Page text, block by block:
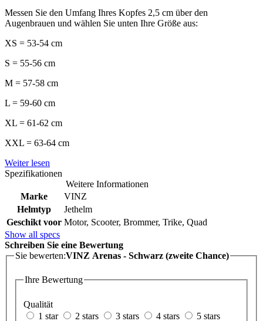
Messen Sie den Umfang Ihres Kopfes 2,5 cm über den
Augenbrauen und wählen Sie unten Ihre Größe aus:
XS = 53-54 cm
S = 55-56 cm
M = 57-58 cm
L = 59-60 cm
XL = 61-62 cm
XXL = 63-64 cm
Weiter lesen
Spezifikationen
Weitere Informationen
Marke
VINZ
Helmtyp
Jethelm
Geschikt voor Motor, Scooter, Brommer, Trike, Quad
Show all specs
Schreiben Sie eine Bewertung
Sie bewerten:VINZ Arenas - Schwarz (zweite Chance)
Ihre Bewertung
Qualität
1 star
2 stars 3 stars 4 stars 5 stars